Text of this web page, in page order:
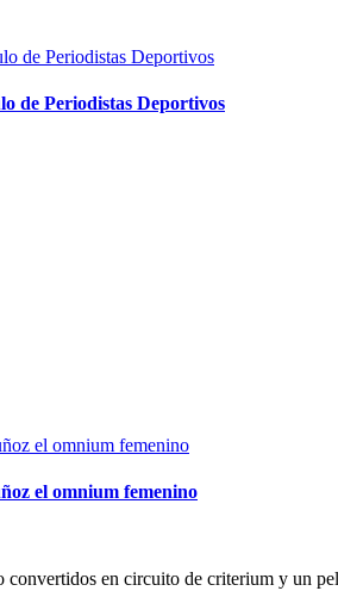
de Periodistas Deportivos
el omnium femenino
convertidos en circuito de criterium y un